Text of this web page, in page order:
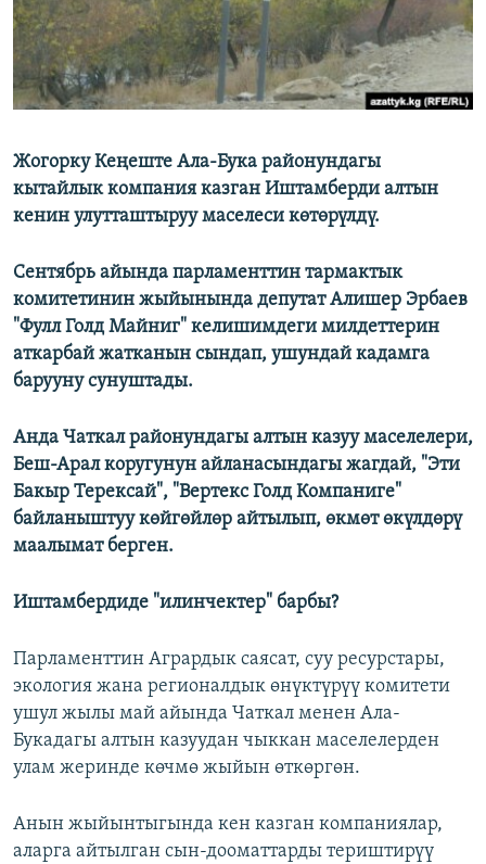
ЭЕ/АРнун бардык сайттары
Жогорку Кеңеште Ала-Бука районундагы
кытайлык компания казган Иштамберди алтын
кенин улутташтыруу маселеси көтөрүлдү.
Сентябрь айында парламенттин тармактык
комитетинин жыйынында депутат Алишер Эрбаев
"Фулл Голд Майниг" келишимдеги милдеттерин
аткарбай жатканын сындап, ушундай кадамга
барууну cунуштады.
Анда Чаткал районундагы алтын казуу маселелери,
Беш-Арал коругунун айланасындагы жагдай, "Эти
Бакыр Терексай", "Вертекс Голд Компаниге"
байланыштуу көйгөйлөр айтылып, өкмөт өкүлдөрү
маалымат берген.
Иштамбердиде "илинчектер" барбы?
Парламенттин Агрардык саясат, суу ресурстары,
экология жана регионалдык өнүктүрүү комитети
ушул жылы май айында Чаткал менен Ала-
Букадагы алтын казуудан чыккан маселелерден
улам жеринде көчмө жыйын өткөргөн.
Анын жыйынтыгында кен казган компаниялар,
аларга айтылган сын-дооматтарды териштирүү